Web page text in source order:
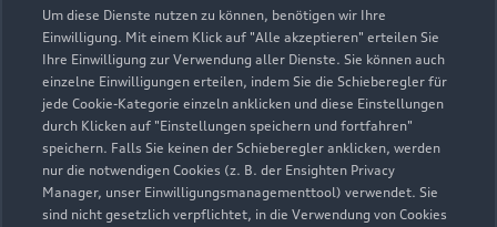
Um diese Dienste nutzen zu können, benötigen wir Ihre
Einwilligung. Mit einem Klick auf "Alle akzeptieren" erteilen Sie
Ihre Einwilligung zur Verwendung aller Dienste. Sie können auch
einzelne Einwilligungen erteilen, indem Sie die Schieberegler für
jede Cookie-Kategorie einzeln anklicken und diese Einstellungen
durch Klicken auf "Einstellungen speichern und fortfahren"
speichern. Falls Sie keinen der Schieberegler anklicken, werden
nur die notwendigen Cookies (z. B. der Ensighten Privacy
Manager, unser Einwilligungsmanagementtool) verwendet. Sie
sind nicht gesetzlich verpflichtet, in die Verwendung von Cookies
Service
Geschlossen,öffnet amSamstag 09:00
Teile & Zubehörverkauf
Geschlossen,öffnet am Samstag 09:00